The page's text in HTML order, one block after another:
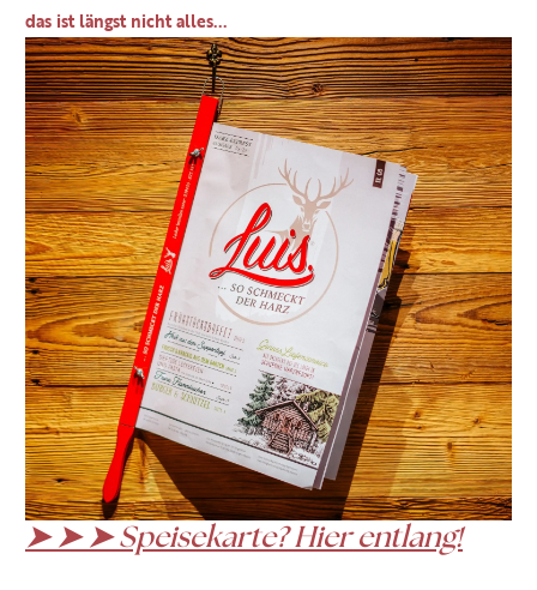
das ist längst nicht alles...
➤ ➤ ➤ Speisekarte? Hier entlang!